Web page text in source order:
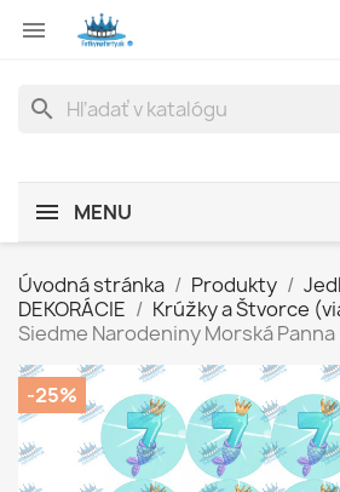

search
MENU
Úvodná stránka Produkty
DEKORÁCIE
Krúžky a Štvorce
Siedme Narodeniny Morská
-25%